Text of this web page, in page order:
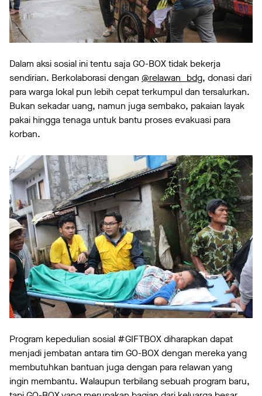
Dalam aksi sosial ini tentu saja GO-BOX tidak bekerja
sendirian. Berkolaborasi dengan @relawan_bdg, donasi dari
para warga lokal pun lebih cepat terkumpul dan tersalurkan.
Bukan sekadar uang, namun juga sembako, pakaian layak
pakai hingga tenaga untuk bantu proses evakuasi para
korban.
Program kepedulian sosial #GIFTBOX diharapkan dapat
menjadi jembatan antara tim GO-BOX dengan mereka yang
membutuhkan bantuan juga dengan para relawan yang
ingin membantu. Walaupun terbilang sebuah program baru,